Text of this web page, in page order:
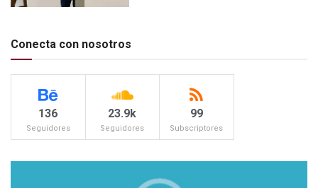
Conecta con nosotros
136
Seguidores
23.9k
Seguidores
99
Subscriptores